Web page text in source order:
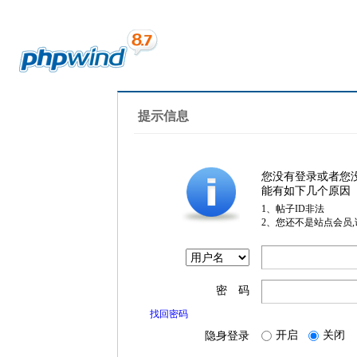
提示信息
您没有登录或者您
能有如下几个原因
1、帖子ID非法
2、您还不是站点会员
密 码
找回密码
隐身登录 开启 关闭